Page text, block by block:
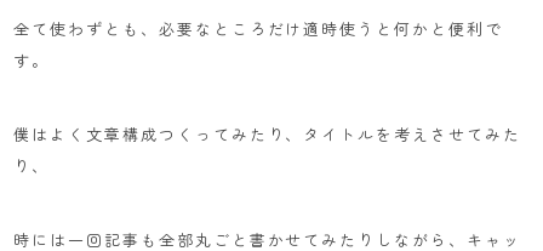
全て使わずとも、必要なところだけ適時使うと何かと便利で
す。
僕はよく文章構成つくってみたり、タイトルを考えさせてみた
り、
時には一回記事も全部丸ごと書かせてみたりしながら、キャッ